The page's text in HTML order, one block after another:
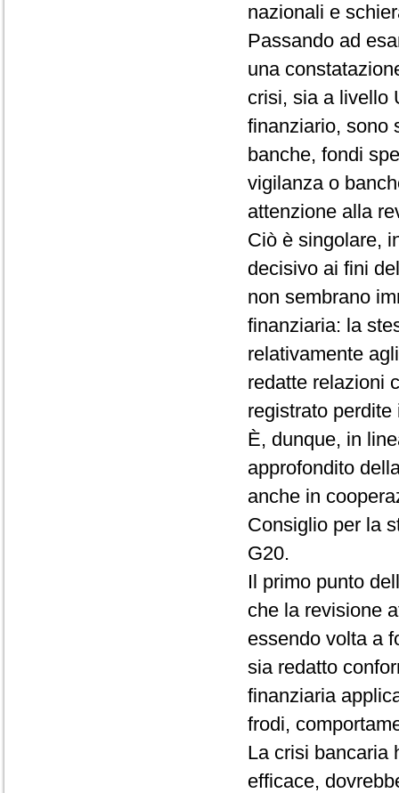
nazionali e
Passando ad
una
crisi, sia a livello
finanziario, sono
banche, fondi
vigilanza o
attenzione alla
Ciò è singolare,
decisivo ai fini
non sembrano
finanziaria: la
relativamente
redatte relazioni
registrato perdite
È, dunque, in
approfondito
anche in
Consiglio per la
G20.
Il primo punto
che la revisione
essendo volta a
sia redatto
finanziaria
frodi,
La crisi bancaria
efficace,